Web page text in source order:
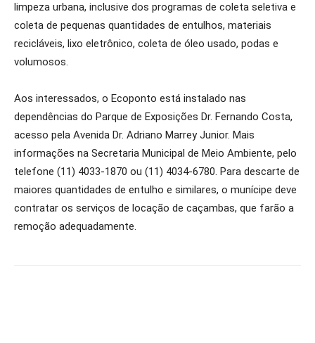
limpeza urbana, inclusive dos programas de coleta seletiva e
coleta de pequenas quantidades de entulhos, materiais
recicláveis, lixo eletrônico, coleta de óleo usado, podas e
volumosos.
Aos interessados, o Ecoponto está instalado nas
dependências do Parque de Exposições Dr. Fernando Costa,
acesso pela Avenida Dr. Adriano Marrey Junior. Mais
informações na Secretaria Municipal de Meio Ambiente, pelo
telefone (11) 4033-1870 ou (11) 4034-6780. Para descarte de
maiores quantidades de entulho e similares, o munícipe deve
contratar os serviços de locação de caçambas, que farão a
remoção adequadamente.